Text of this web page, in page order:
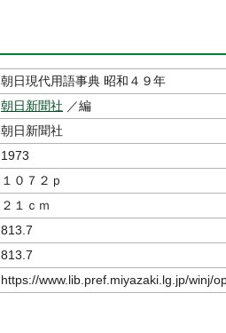
朝日現代用語事典 昭和４９年
朝日新聞社 ／編
朝日新聞社
1973
１０７２ｐ
２１ｃｍ
813.7
813.7
https://www.lib.pref.miyazaki.lg.jp/winj/